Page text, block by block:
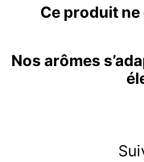
Ce produit
Nos arômes